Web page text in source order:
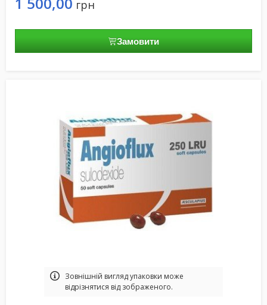
грн
Замовити
Зовнішній вигляд упаковки може
відрізнятися від зображеного.